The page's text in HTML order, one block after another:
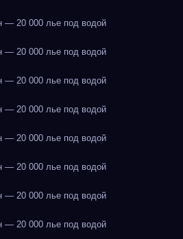
20 000 лье под водой
20 000 лье под водой
20 000 лье под водой
20 000 лье под водой
20 000 лье под водой
20 000 лье под водой
20 000 лье под водой
20 000 лье под водой